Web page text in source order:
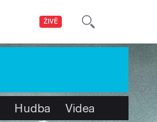
ŽIVĚ
Hudba Videa